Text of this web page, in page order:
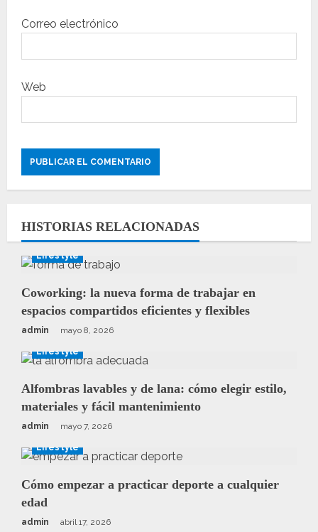
Correo electrónico
Web
HISTORIAS RELACIONADAS
Lifestyle
Coworking: la nueva forma de trabajar en
espacios compartidos eficientes y flexibles
admin mayo 8, 2026
Lifestyle
Alfombras lavables y de lana: cómo elegir estilo,
materiales y fácil mantenimiento
admin mayo 7, 2026
Lifestyle
Cómo empezar a practicar deporte a cualquier
edad
admin abril 17, 2026